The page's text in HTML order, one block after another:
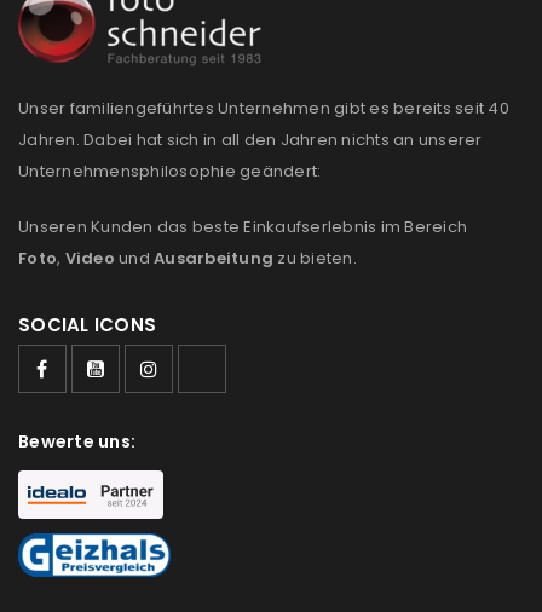
Unser familiengeführtes Unternehmen gibt es bereits seit 40
Jahren. Dabei hat sich in all den Jahren nichts an unserer
Unternehmensphilosophie geändert:
Unseren Kunden das beste Einkaufserlebnis im Bereich
Foto, Video und Ausarbeitung zu bieten.
SOCIAL ICONS
Bewerte uns: